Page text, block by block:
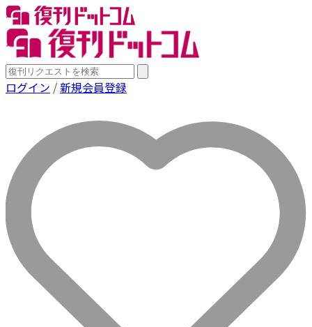
ログイン /新規会員登録